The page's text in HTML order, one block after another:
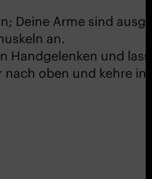
Deine Arme sind
an.
Handgelenken und
nach oben und kehre